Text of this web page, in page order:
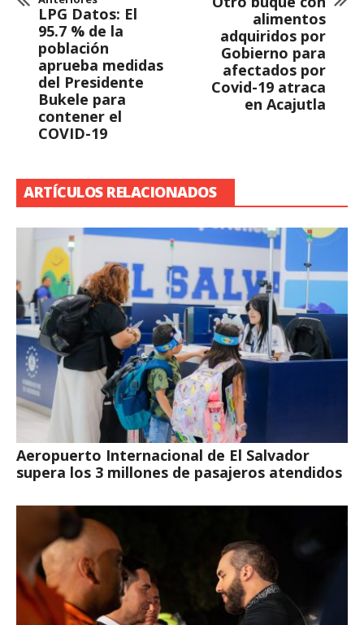
LPG Datos: El
95.7 % de la
población
aprueba medidas
del Presidente
Bukele para
contener el
COVID-19
alimentos
adquiridos por
Gobierno para
afectados por
Covid-19 atraca
en Acajutla
ARTÍCULOS RELACIONADOS
Aeropuerto Internacional de El Salvador
supera los 3 millones de pasajeros atendidos